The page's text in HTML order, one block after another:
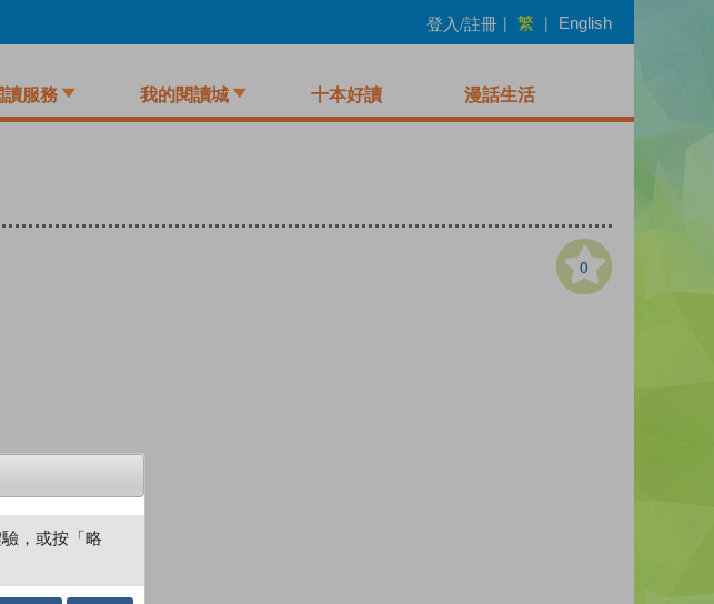
登入/註冊 | 繁 | English
讀服務 我的閱讀城 十本好讀 漫話生活
0
，或按「略